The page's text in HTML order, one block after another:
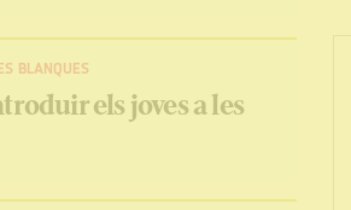
BLANQUES
els joves a les